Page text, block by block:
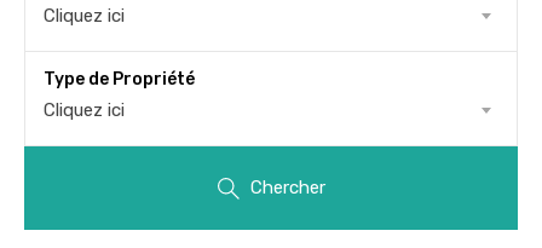
Cliquez ici
Type de Propriété
Cliquez ici
Chercher